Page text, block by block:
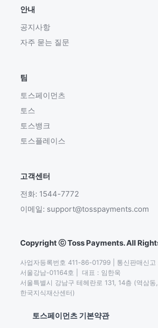
안내
공지사항
자주 묻는 질문
팀
토스페이먼츠
토스
토스뱅크
토스플레이스
고객센터
전화: 1544-7772
이메일: support@tosspayments.com
Copyright ⓒ Toss Payments. All
사업자등록번호 411-86-01799 | 통신판매신
서울강남-01164호 |  대표 : 임한욱
서울특별시 강남구 테헤란로 131, 14층 (역삼동,
한국지식재산센터)
토스페이먼츠 기본약관